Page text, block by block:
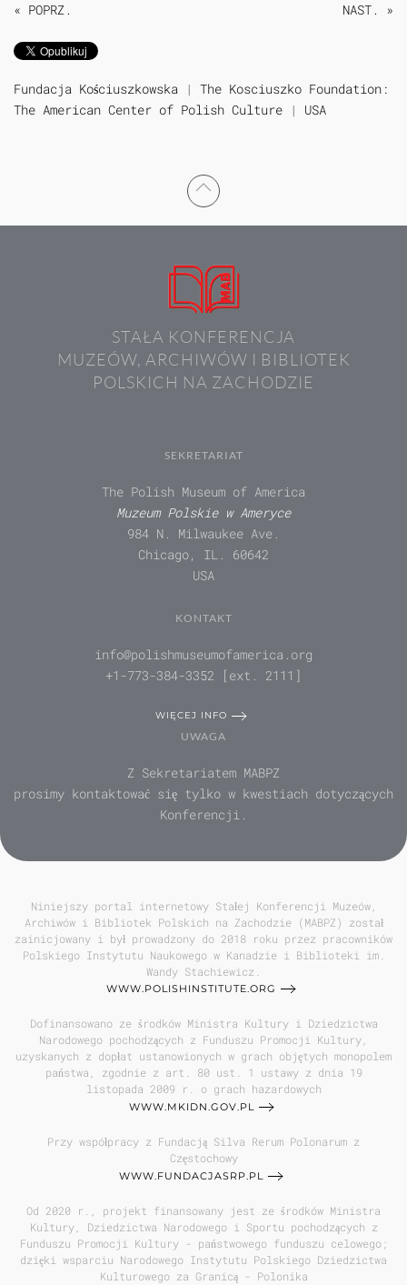
« POPRZ. NAST. »
Fundacja Kościuszkowska | The Kosciuszko Foundation:
The American Center of Polish Culture | USA
STAŁA KONFERENCJA
MUZEÓW, ARCHIWÓW I BIBLIOTEK
POLSKICH NA ZACHODZIE
SEKRETARIAT
The Polish Museum of America
Muzeum Polskie w Ameryce
984 N. Milwaukee Ave.
Chicago, IL. 60642
USA
KONTAKT
info@polishmuseumofamerica.org
+1-773-384-3352 [ext. 2111]
WIĘCEJ INFO
UWAGA
Z Sekretariatem MABPZ
prosimy kontaktować się tylko w kwestiach dotyczących
Konferencji.
Niniejszy portal internetowy Stałej Konferencji Muzeów,
Archiwów i Bibliotek Polskich na Zachodzie (MABPZ) został
zainicjowany i był prowadzony do 2018 roku przez pracowników
Polskiego Instytutu Naukowego w Kanadzie i Biblioteki im.
Wandy Stachiewicz.
WWW.POLISHINSTITUTE.ORG
Dofinansowano ze środków Ministra Kultury i Dziedzictwa
Narodowego pochodzących z Funduszu Promocji Kultury,
uzyskanych z dopłat ustanowionych w grach objętych monopolem
państwa, zgodnie z art. 80 ust. 1 ustawy z dnia 19
listopada 2009 r. o grach hazardowych
WWW.MKIDN.GOV.PL
Przy współpracy z Fundacją Silva Rerum Polonarum z
Częstochowy
WWW.FUNDACJASRP.PL
Od 2020 r., projekt finansowany jest ze środków Ministra
Kultury, Dziedzictwa Narodowego i Sportu pochodzących z
Funduszu Promocji Kultury - państwowego funduszu celowego;
dzięki wsparciu Narodowego Instytutu Polskiego Dziedzictwa
Kulturowego za Granicą - Polonika